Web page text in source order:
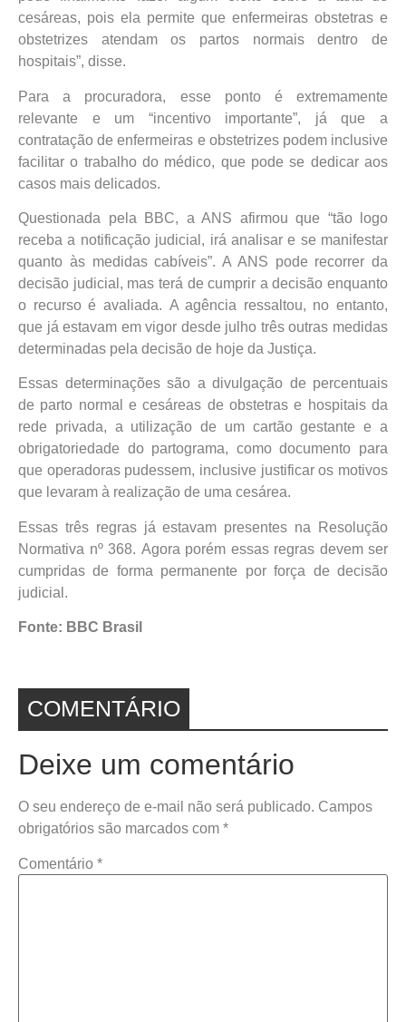
cesáreas, pois ela permite que enfermeiras obstetras e
obstetrizes atendam os partos normais dentro de
hospitais”, disse.
Para a procuradora, esse ponto é extremamente
relevante e um “incentivo importante”, já que a
contratação de enfermeiras e obstetrizes podem inclusive
facilitar o trabalho do médico, que pode se dedicar aos
casos mais delicados.
Questionada pela BBC, a ANS afirmou que “tão logo
receba a notificação judicial, irá analisar e se manifestar
quanto às medidas cabíveis”. A ANS pode recorrer da
decisão judicial, mas terá de cumprir a decisão enquanto
o recurso é avaliada. A agência ressaltou, no entanto,
que já estavam em vigor desde julho três outras medidas
determinadas pela decisão de hoje da Justiça.
Essas determinações são a divulgação de percentuais
de parto normal e cesáreas de obstetras e hospitais da
rede privada, a utilização de um cartão gestante e a
obrigatoriedade do partograma, como documento para
que operadoras pudessem, inclusive justificar os motivos
que levaram à realização de uma cesárea.
Essas três regras já estavam presentes na Resolução
Normativa nº 368. Agora porém essas regras devem ser
cumpridas de forma permanente por força de decisão
judicial.
Fonte: BBC Brasil
COMENTÁRIO
Deixe um comentário
O seu endereço de e-mail não será publicado. Campos
obrigatórios são marcados com *
Comentário *